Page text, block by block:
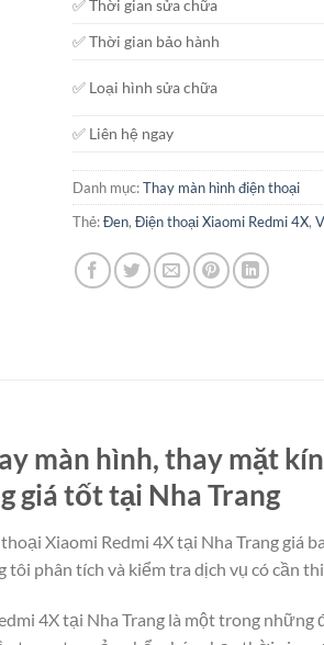
✅ Thời gian sửa chữa
✅ Thời gian bảo hành
✅ Loại hình sửa chữa
✅ Liên hệ ngay
Danh mục:Thay màn hình điện thoại
Thẻ:Đen, Điện thoại Xiaomi Redmi 4X,
màn hình, thay mặt
giá tốt tại Nha Trang
Xiaomi Redmi 4X tại Nha Trang giá
tôi phân tích và kiểm tra dịch vụ có cần
4X tại Nha Trang là một trong